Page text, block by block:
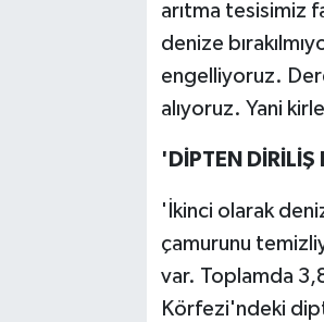
arıtma tesisimiz
denize
engelliyoruz.
alıyoruz. Yani
'DİPTEN
'İkinci olarak
çamurunu
var. Toplamda
Körfezi'ndeki